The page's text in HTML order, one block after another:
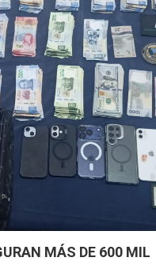
MÁS DE 600 MIL